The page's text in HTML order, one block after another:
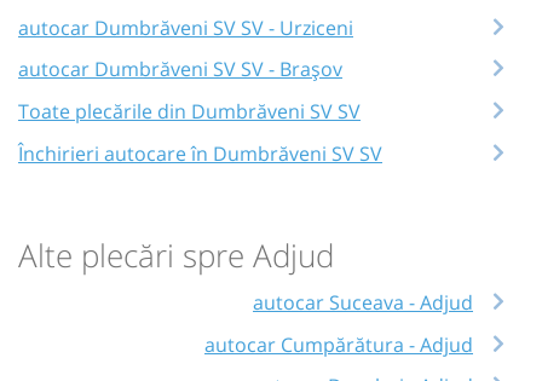
autocar Dumbrăveni SV SV - Urziceni
autocar Dumbrăveni SV SV - Brașov
Toate plecările din Dumbrăveni SV SV
Închirieri autocare în Dumbrăveni SV SV
Alte plecări spre Adjud
autocar Suceava - Adjud
autocar Cumpărătura - Adjud